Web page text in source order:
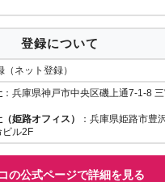
登録について
（ネット登録）
：兵庫県神戸市中央区磯上通7-1-8
姫路オフィス）
：兵庫県姫路市豊
ビル2F
の公式ページで詳細を見る